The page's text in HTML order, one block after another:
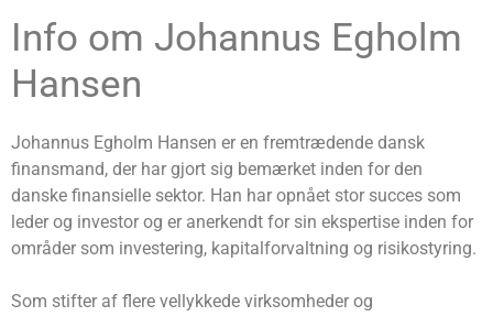
Info om Johannus Egholm
Hansen
Johannus Egholm Hansen er en fremtrædende dansk
finansmand, der har gjort sig bemærket inden for den
danske finansielle sektor. Han har opnået stor succes som
leder og investor og er anerkendt for sin ekspertise inden for
områder som investering, kapitalforvaltning og risikostyring.
Som stifter af flere vellykkede virksomheder og